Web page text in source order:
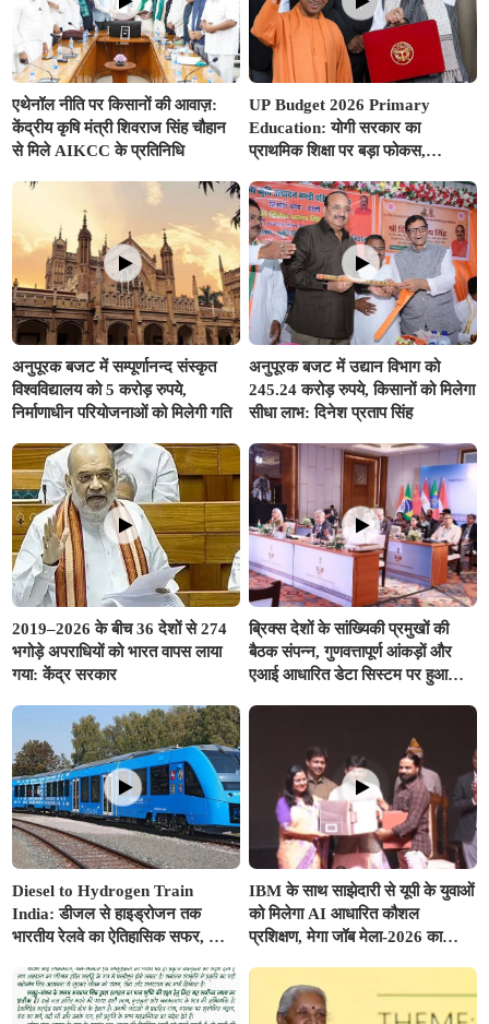
एथेनॉल नीति पर किसानों की आवाज़:
केंद्रीय कृषि मंत्री शिवराज सिंह चौहान
से मिले AIKCC के प्रतिनिधि
UP Budget 2026 Primary
Education: योगी सरकार का
प्राथमिक शिक्षा पर बड़ा फोकस,
से अधिक का प्रावधान
अनुपूरक बजट में सम्पूर्णानन्द संस्कृत
विश्वविद्यालय को 5 करोड़ रुपये,
निर्माणाधीन परियोजनाओं को मिलेगी गति
अनुपूरक बजट में उद्यान विभाग को
245.24 करोड़ रुपये, किसानों को मिलेगा
सीधा लाभ: दिनेश प्रताप सिंह
2019–2026 के बीच 36 देशों से 274
भगोड़े अपराधियों को भारत वापस लाया
गया: केंद्र सरकार
ब्रिक्स देशों के सांख्यिकी प्रमुखों की
बैठक संपन्न, गुणवत्तापूर्ण आंकड़ों और
एआई आधारित डेटा सिस्टम पर हुआ
Diesel to Hydrogen Train
India: डीजल से हाइड्रोजन तक
भारतीय रेलवे का ऐतिहासिक सफर, जानें
भारत @2047'
IBM के साथ साझेदारी से यूपी के युवाओं
को मिलेगा AI आधारित कौशल
प्रशिक्षण, मेगा जॉब मेला-2026 का